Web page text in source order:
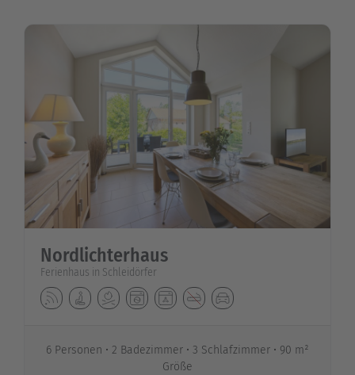
Nordlichterhaus
Ferienhaus in Schleidörfer
6 Personen 2 Badezimmer 3 Schlafzimmer
90 m²
Größe